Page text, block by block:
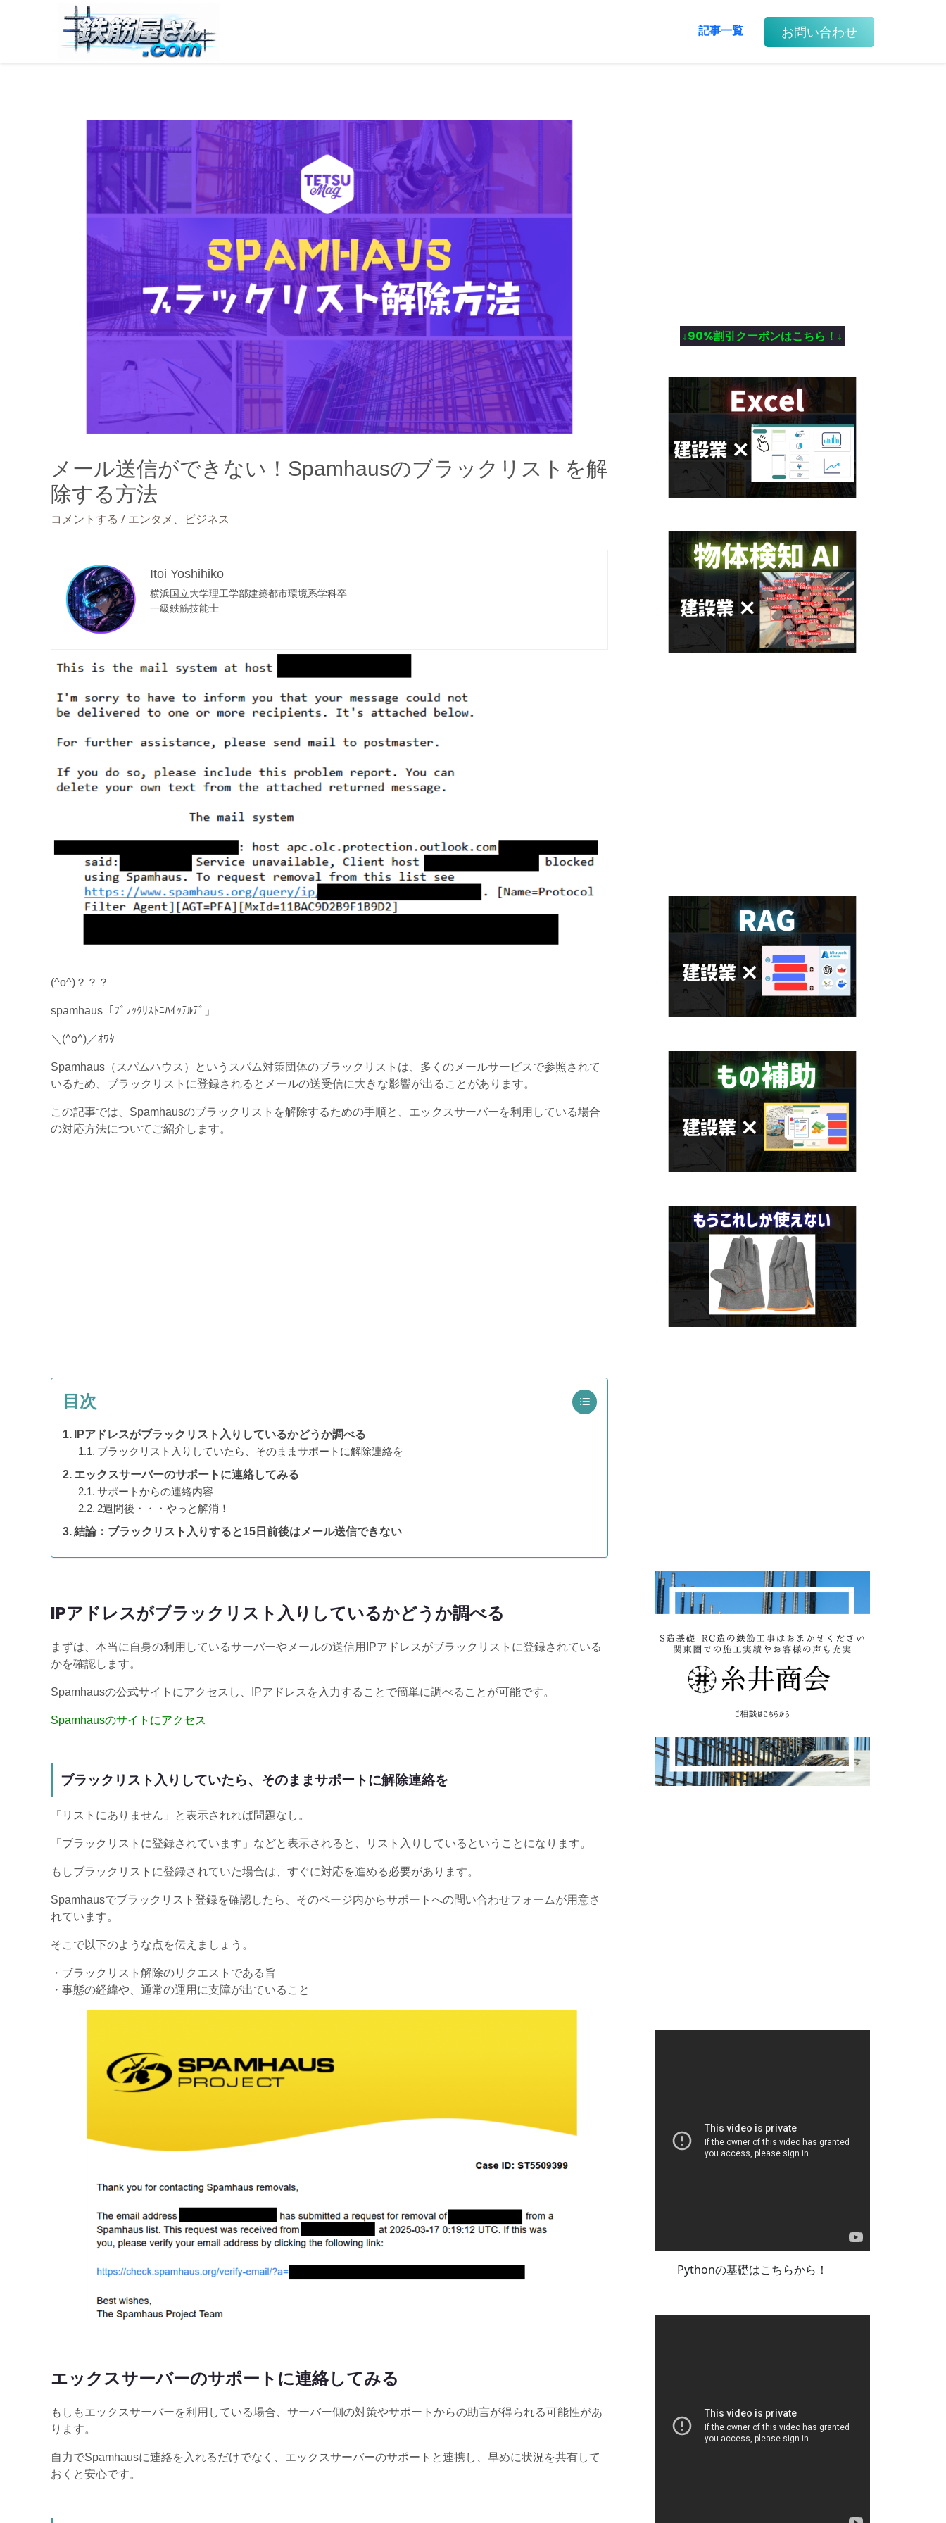
記事一覧 お問い合わせ
メール送信ができない！Spamhausのブラックリストを解
除する方法
コメントする / エンタメ 、 ビジネス
Itoi Yoshihiko
横浜国立大学理工学部建築都市環境系学科卒
一級鉄筋技能士
(^o^)？？？
spamhaus「ﾌﾞﾗｯｸﾘｽﾄﾆﾊｲｯﾃﾙﾃﾞ」
＼(^o^)／ｵﾜﾀ
Spamhaus（スパムハウス）というスパム対策団体のブラックリストは、多くのメールサービスで参照されて
いるため、ブラックリストに登録されるとメールの送受信に大きな影響が出ることがあります。
この記事では、Spamhausのブラックリストを解除するための手順と、エックスサーバーを利用している場合
の対応方法についてご紹介します。
目次
IPアドレスがブラックリスト入りしているかどうか調べる
ブラックリスト入りしていたら、そのままサポートに解除連絡を
エックスサーバーのサポートに連絡してみる
サポートからの連絡内容
2週間後・・・やっと解消！
結論：ブラックリスト入りすると15日前後はメール送信できない
IPアドレスがブラックリスト入りしているかどうか調べる
まずは、本当に自身の利用しているサーバーやメールの送信用IPアドレスがブラックリストに登録されている
かを確認します。
Spamhausの公式サイトにアクセスし、IPアドレスを入力することで簡単に調べることが可能です。
Spamhausのサイトにアクセス
ブラックリスト入りしていたら、そのままサポートに解除連絡を
「リストにありません」と表示されれば問題なし。
「ブラックリストに登録されています」などと表示されると、リスト入りしているということになります。
もしブラックリストに登録されていた場合は、すぐに対応を進める必要があります。
Spamhausでブラックリスト登録を確認したら、そのページ内からサポートへの問い合わせフォームが用意さ
れています。
そこで以下のような点を伝えましょう。
・ブラックリスト解除のリクエストである旨
・事態の経緯や、通常の運用に支障が出ていること
エックスサーバーのサポートに連絡してみる
もしもエックスサーバーを利用している場合、サーバー側の対策やサポートからの助言が得られる可能性があ
ります。
自力でSpamhausに連絡を入れるだけでなく、エックスサーバーのサポートと連携し、早めに状況を共有して
おくと安心です。
↓90%割引クーポンはこちら！↓
Pythonの基礎はこちらから！